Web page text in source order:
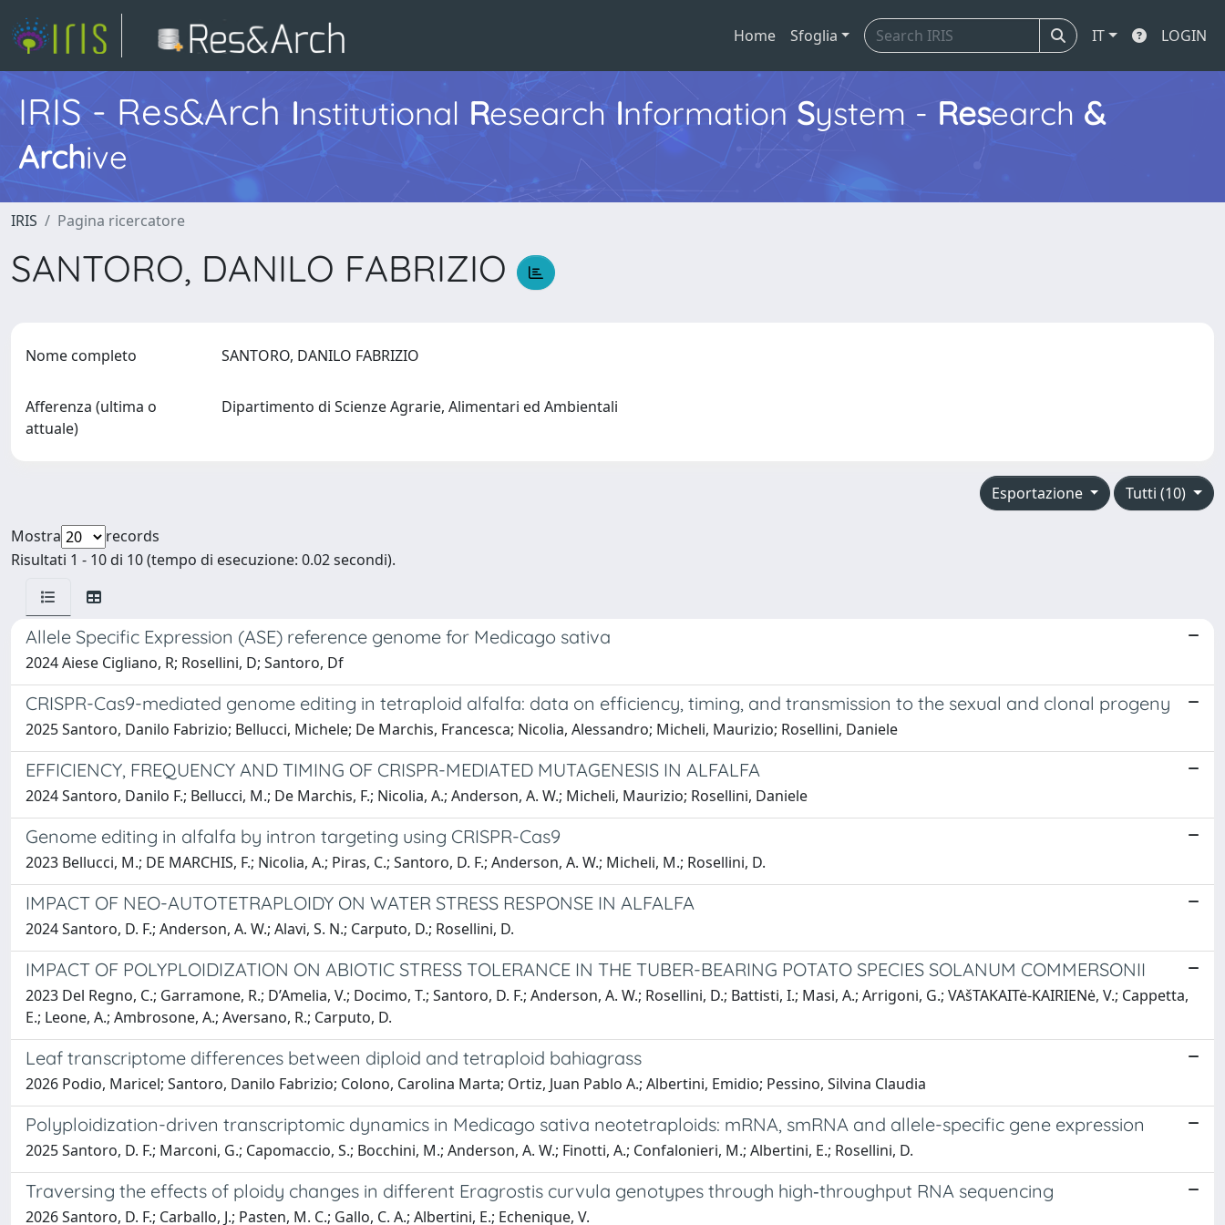
Home Sfoglia IT LOGIN
IRIS - Res&Arch Institutional Research Information System - Research &
Archive
IRIS Pagina ricercatore
SANTORO, DANILO FABRIZIO
Nome completo SANTORO, DANILO FABRIZIO
Afferenza (ultima o
attuale)
Dipartimento di Scienze Agrarie, Alimentari ed Ambientali
Tutti (10)
Esportazione
Mostra
records
Risultati 1 - 10 di 10 (tempo di esecuzione: 0.02 secondi).
Allele Specific Expression (ASE) reference genome for Medicago sativa
2024 Aiese Cigliano, R; Rosellini, D; Santoro, Df
CRISPR-Cas9-mediated genome editing in tetraploid alfalfa: data on efficiency, timing, and transmission to the sexual and clonal progeny
2025 Santoro, Danilo Fabrizio; Bellucci, Michele; De Marchis, Francesca; Nicolia, Alessandro; Micheli, Maurizio; Rosellini, Daniele
EFFICIENCY, FREQUENCY AND TIMING OF CRISPR-MEDIATED MUTAGENESIS IN ALFALFA
2024 Santoro, Danilo F.; Bellucci, M.; De Marchis, F.; Nicolia, A.; Anderson, A. W.; Micheli, Maurizio; Rosellini, Daniele
Genome editing in alfalfa by intron targeting using CRISPR-Cas9
2023 Bellucci, M.; DE MARCHIS, F.; Nicolia, A.; Piras, C.; Santoro, D. F.; Anderson, A. W.; Micheli, M.; Rosellini, D.
IMPACT OF NEO-AUTOTETRAPLOIDY ON WATER STRESS RESPONSE IN ALFALFA
2024 Santoro, D. F.; Anderson, A. W.; Alavi, S. N.; Carputo, D.; Rosellini, D.
IMPACT OF POLYPLOIDIZATION ON ABIOTIC STRESS TOLERANCE IN THE TUBER-BEARING POTATO SPECIES SOLANUM COMMERSONII
2023 Del Regno, C.; Garramone, R.; D’Amelia, V.; Docimo, T.; Santoro, D. F.; Anderson, A. W.; Rosellini, D.; Battisti, I.; Masi, A.; Arrigoni, G.; VAšTAKAITė-KAIRIENė, V.; Cappetta,
E.; Leone, A.; Ambrosone, A.; Aversano, R.; Carputo, D.
Leaf transcriptome differences between diploid and tetraploid bahiagrass
2026 Podio, Maricel; Santoro, Danilo Fabrizio; Colono, Carolina Marta; Ortiz, Juan Pablo A.; Albertini, Emidio; Pessino, Silvina Claudia
Polyploidization-driven transcriptomic dynamics in Medicago sativa neotetraploids: mRNA, smRNA and allele-specific gene expression
2025 Santoro, D. F.; Marconi, G.; Capomaccio, S.; Bocchini, M.; Anderson, A. W.; Finotti, A.; Confalonieri, M.; Albertini, E.; Rosellini, D.
Traversing the effects of ploidy changes in different Eragrostis curvula genotypes through high‐throughput RNA sequencing
2026 Santoro, D. F.; Carballo, J.; Pasten, M. C.; Gallo, C. A.; Albertini, E.; Echenique, V.